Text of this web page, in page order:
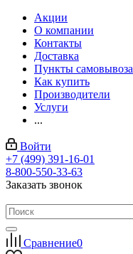
Акции
О компании
Контакты
Доставка
Пункты самовывоза
Как купить
Производители
Услуги
...
Войти
+7 (499) 391-16-01
8-800-550-33-63
Заказать звонок
Сравнение0